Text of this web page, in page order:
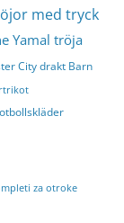
med tryck
Yamal tröja
City drakt Barn
za otroke